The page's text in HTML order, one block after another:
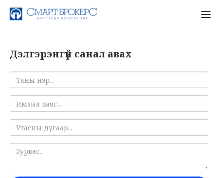
Дэлгэрэнгүй санал авах